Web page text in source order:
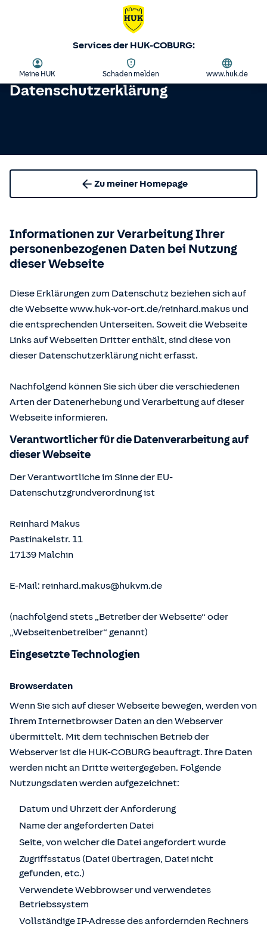
Services der HUK-COBURG:
Meine HUK Schaden melden www.huk.de
Datenschutzerklärung
Zu meiner Homepage
Informationen zur Verarbeitung Ihrer
personenbezogenen Daten bei Nutzung
dieser Webseite
Diese Erklärungen zum Datenschutz beziehen sich auf
die Webseite www.huk-vor-ort.de/reinhard.makus und
die entsprechenden Unterseiten. Soweit die Webseite
Links auf Webseiten Dritter enthält, sind diese von
dieser Datenschutzerklärung nicht erfasst.
Nachfolgend können Sie sich über die verschiedenen
Arten der Datenerhebung und Verarbeitung auf dieser
Webseite informieren.
Verantwortlicher für die Datenverarbeitung auf
dieser Webseite
Der Verantwortliche im Sinne der EU-
Datenschutzgrundverordnung ist
Reinhard Makus
Pastinakelstr. 11
17139 Malchin
E-Mail: reinhard.makus@hukvm.de
(nachfolgend stets „Betreiber der Webseite“ oder
„Webseitenbetreiber“ genannt)
Eingesetzte Technologien
Browserdaten
Wenn Sie sich auf dieser Webseite bewegen, werden von
Ihrem Internetbrowser Daten an den Webserver
übermittelt. Mit dem technischen Betrieb der
Webserver ist die HUK-COBURG beauftragt. Ihre Daten
werden nicht an Dritte weitergegeben. Folgende
Nutzungsdaten werden aufgezeichnet:
Datum und Uhrzeit der Anforderung
Name der angeforderten Datei
Seite, von welcher die Datei angefordert wurde
Zugriffsstatus (Datei übertragen, Datei nicht
gefunden, etc.)
Verwendete Webbrowser und verwendetes
Betriebssystem
Vollständige IP-Adresse des anfordernden Rechners